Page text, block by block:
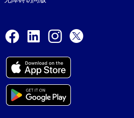
Facebook
LinkedInInstagram